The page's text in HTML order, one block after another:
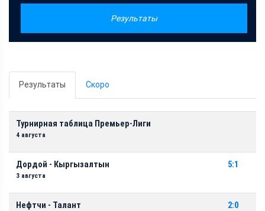
Результаты
Результаты Скоро
Турнирная таблица Премьер-Лиги
4 августа
Дордой - Кыргызалтын
3 августа
5:1
Нефтчи - Талант 2:0